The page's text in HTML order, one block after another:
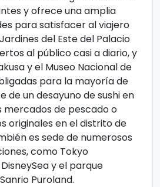
y ofrece una amplia
para satisfacer al viajero
del Este del Palacio
al público casi a diario, y
y el Museo Nacional de
para la mayoría de
de un desayuno de sushi en
mercados de pescado o
originales en el distrito de
es sede de numerosos
como Tokyo
y el parque
Puroland.